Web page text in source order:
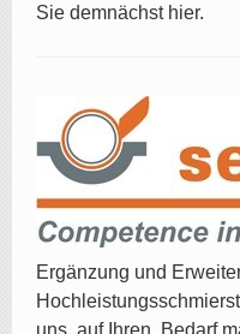
Sie demnächst hier.
Ergänzung und
uns, auf Ihren Bedarf